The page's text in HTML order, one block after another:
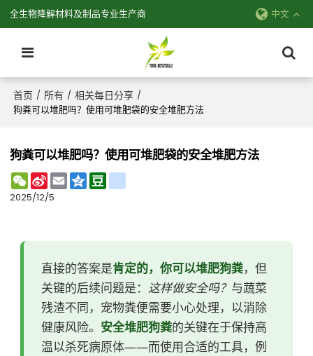
全生物降解材料及制品专业生产商 中文
首页 / 所有 / 相关每日分享 /
狗粪可以堆肥吗？使用可堆肥袋的安全堆肥方法
狗粪可以堆肥吗？使用可堆肥袋的安全堆肥方法
WeChat
Sina
Weibo
EmailQzone
2025/12/5
直接的答案是肯定的，你可以堆肥狗粪，但
关键的后续问题是： 这样做安全吗？ 与蔬菜
残渣不同，宠物粪便需要小心处理，以消除
健康风险。 安全堆肥狗粪的关键在于保持高
温以杀死病原体——而使用合适的工具，例